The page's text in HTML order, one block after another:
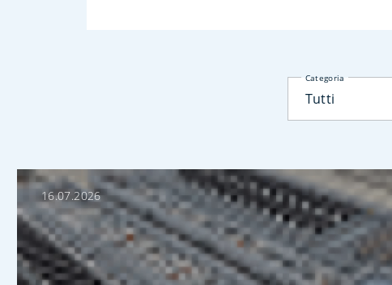
Categoria
Tutti
16.07.2026